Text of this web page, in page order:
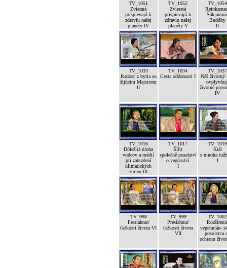
TV_1051
Zvieratá
prispievajú k
zdraviu našej
planéty IV
TV_1052
Zvieratá
prispievajú k
zdraviu našej
planéty V
TV_1054
Buddhy
II
TV_1033
Radosť z bytia so
žijúcim Majstrom
II
TV_1034
Cesta oddanosti I
TV_1037
Náš životný
životné
IV
TV_1016
Dôležitá úloha
vodcov a médií
pri zabrzdení
klimatických
zmien III
TV_1017
Šířit
společně poselství
o veganství
I
TV_1019
Král
s mnoha
I
TV_998
Presiahnuť
ťažkosti života VI
TV_999
Presiahnuť
ťažkosti života
VII
TV_1002
vegetarián-
posolstva
ochranu